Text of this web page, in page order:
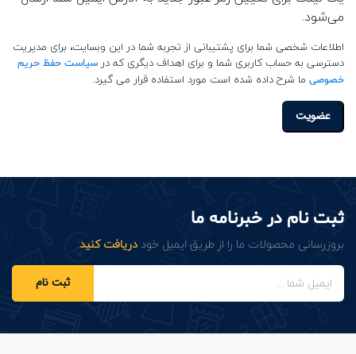
می‌شود.
اطلاعات شخصی شما برای پشتیبانی از تجربه شما در این وبسایت، برای مدیریت
دسترسی به حساب کاربری شما و برای اهداف دیگری که در سیاست حفظ حریم
خصوصی ما شرح داده شده است مورد استفاده قرار می گیرد.
عضویت
ثبت نام در خبرنامه ما
بروزرسانی محصولات ما را از طریق ایمیل خود دریافت کنید.
ثبت نام